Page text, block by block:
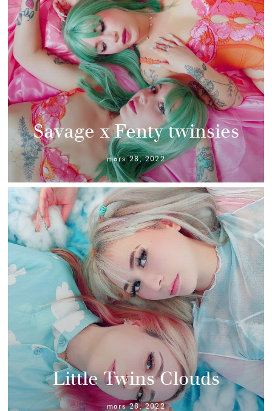
Savage x Fenty twinsies
mars 28, 2022
Little Twins Clouds
mars 28, 2022